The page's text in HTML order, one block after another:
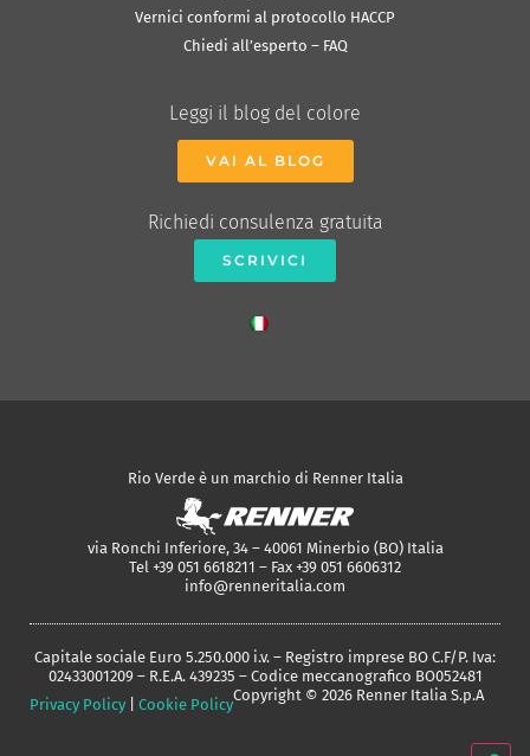
Vernici conformi al protocollo HACCP
Chiedi all’esperto – FAQ
Leggi il blog del colore
VAI AL BLOG
Richiedi consulenza gratuita
SCRIVICI
Rio Verde è un marchio di Renner Italia
via Ronchi Inferiore, 34 – 40061 Minerbio (BO) Italia
Tel +39 051 6618211 – Fax +39 051 6606312
info@renneritalia.com
Capitale sociale Euro 5.250.000 i.v. – Registro imprese BO C.F/P. Iva:
02433001209 – R.E.A. 439235 – Codice meccanografico BO052481
Privacy Policy
Cookie Policy
Copyright © 2026 Renner Italia S.p.A